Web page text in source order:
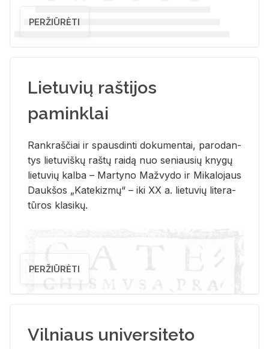
PERŽIŪRĖTI
Lietuvių raštijos
paminklai
Rank­raš­čiai ir spaus­din­ti do­ku­men­tai, pa­ro­dan­
tys lie­tu­viš­kų raš­tų rai­dą nuo se­niau­sių kny­gų
lie­tu­vių kal­ba – Mar­ty­no Ma­žvy­do ir Mi­ka­lo­jaus
Dauk­šos „Ka­te­kiz­mų“ – iki XX a. lie­tu­vių li­te­ra­
tū­ros kla­si­kų.
PERŽIŪRĖTI
Vilniaus universiteto